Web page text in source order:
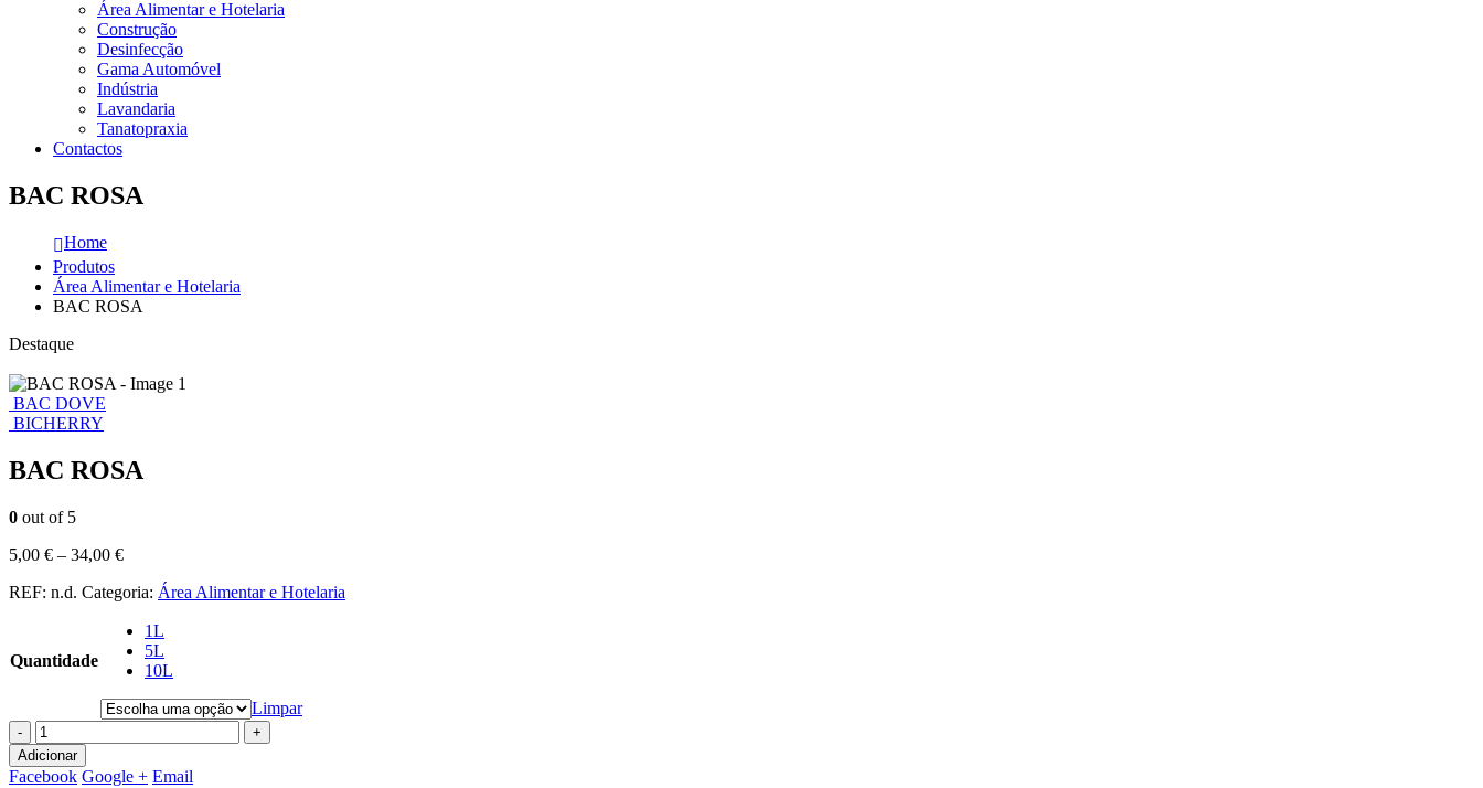
Área Alimentar e Hotelaria
Construção
Desinfecção
Gama Automóvel
Indústria
Lavandaria
Tanatopraxia
Contactos
BAC ROSA
Home
Produtos
Área Alimentar e Hotelaria
BAC ROSA
Destaque
BAC DOVE
BICHERRY
BAC ROSA
0 out of 5
5,00 € – 34,00 €
REF: n.d. Categoria: Área Alimentar e Hotelaria
Quantidade
1L
5L
10L
Limpar
-
+
Adicionar
Facebook Google + Email